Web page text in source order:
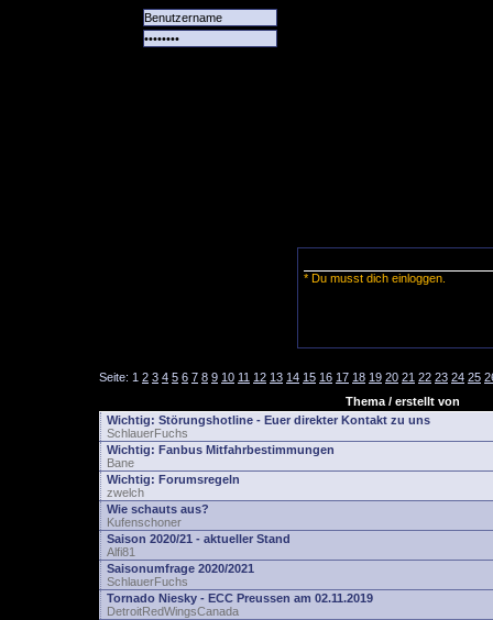
* Du musst dich einloggen.
Seite: 1 2 3 4 5 6 7 8 9 10 11 12 13 14 15 16 17 18 19 20 21 22 23 24 25
Thema / erstellt von
Wichtig: Störungshotline - Euer direkter Kontakt zu uns
SchlauerFuchs
Wichtig: Fanbus Mitfahrbestimmungen
Bane
Wichtig: Forumsregeln
zwelch
Wie schauts aus?
Kufenschoner
Saison 2020/21 - aktueller Stand
Alfi81
Saisonumfrage 2020/2021
SchlauerFuchs
Tornado Niesky - ECC Preussen am 02.11.2019
DetroitRedWingsCanada